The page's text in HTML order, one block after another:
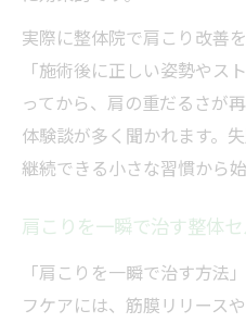
実際に整体院で肩こり改善
「施術後に正しい姿勢やス
ってから、肩の重だるさが
体験談が多く聞かれます。
継続できる小さな習慣から
肩こりを一瞬で治す整体
「肩こりを一瞬で治す方法
フケアには、筋膜リリース